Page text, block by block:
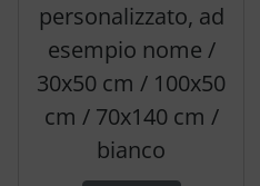
personalizzato, ad
esempio nome /
30x50 cm / 100x50
cm / 70x140 cm /
bianco